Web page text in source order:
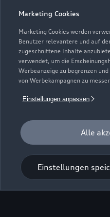
Marketing Cookies
Marketing Cookies werden
Benutzer relevantere und auf
zugeschnittene Inhalte
verwendet, um die
Werbeanzeige zu begrenzen
von Werbekampagnen zu
Einstellungen anpassen
Alle
Einstellungen
Zur Inspektion